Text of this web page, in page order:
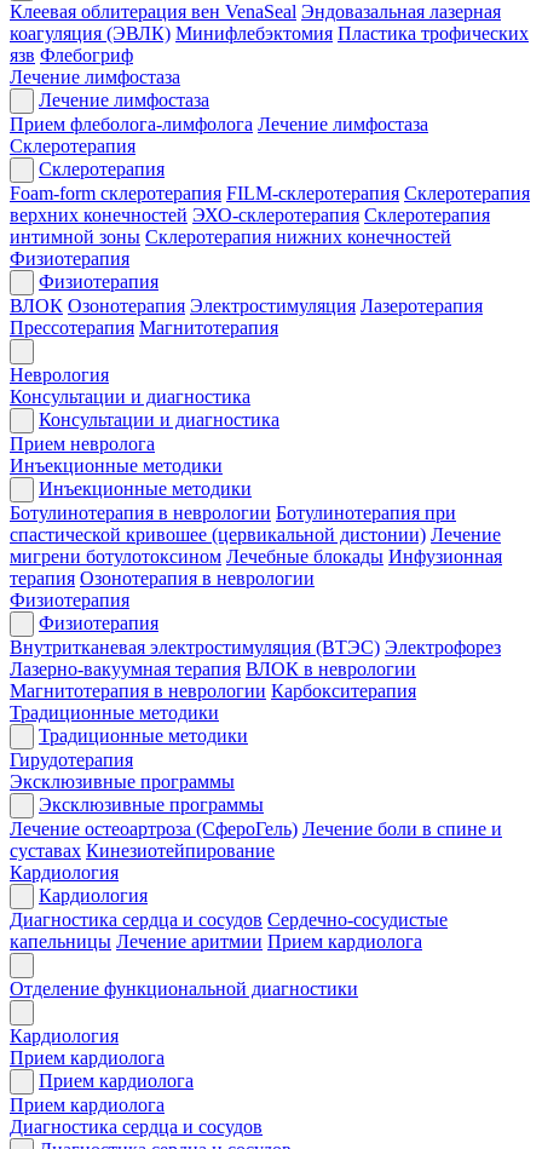
Клеевая облитерация вен VenaSeal Эндовазальная лазерная
коагуляция (ЭВЛК) Минифлебэктомия Пластика трофических
язв Флебогриф
Лечение лимфостаза
Лечение лимфостаза
Прием флеболога-лимфолога Лечение лимфостаза
Склеротерапия
Склеротерапия
Foam-form склеротерапия FILM-склеротерапия Склеротерапия
верхних конечностей ЭХО-склеротерапия Склеротерапия
интимной зоны Склеротерапия нижних конечностей
Физиотерапия
Физиотерапия
ВЛОК Озонотерапия Электростимуляция Лазеротерапия
Прессотерапия Магнитотерапия
Неврология
Консультации и диагностика
Консультации и диагностика
Прием невролога
Инъекционные методики
Инъекционные методики
Ботулинотерапия в неврологии Ботулинотерапия при
спастической кривошее (цервикальной дистонии) Лечение
мигрени ботулотоксином Лечебные блокады Инфузионная
терапия Озонотерапия в неврологии
Физиотерапия
Физиотерапия
Внутритканевая электростимуляция (ВТЭС) Электрофорез
Лазерно-вакуумная терапия ВЛОК в неврологии
Магнитотерапия в неврологии Карбокситерапия
Традиционные методики
Традиционные методики
Гирудотерапия
Эксклюзивные программы
Эксклюзивные программы
Лечение остеоартроза (СфероГель) Лечение боли в спине и
суставах Кинезиотейпирование
Кардиология
Кардиология
Диагностика сердца и сосудов Сердечно-сосудистые
капельницы Лечение аритмии Прием кардиолога
Отделение функциональной диагностики
Кардиология
Прием кардиолога
Прием кардиолога
Прием кардиолога
Диагностика сердца и сосудов